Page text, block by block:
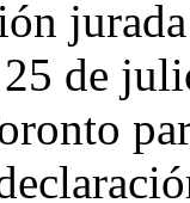
de